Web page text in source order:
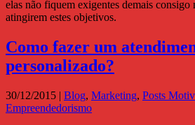
elas não fiquem exigentes demais consigo
atingirem estes objetivos.
Como fazer um
personalizado?
30/12/2015 | Blog, Marketing, Posts
Empreendedorismo